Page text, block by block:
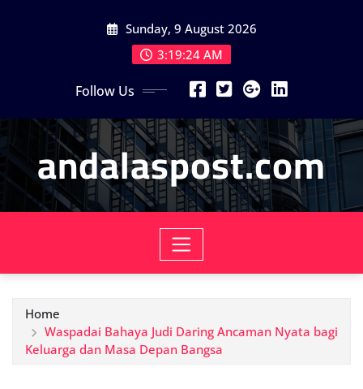
Sunday, 9 August 2026
3:19:26 AM
Follow Us
andalaspost.com
Home
Waspadai Bahaya Judi Daring Ancaman Nyata bagi
Keluarga dan Masa Depan Bangsa